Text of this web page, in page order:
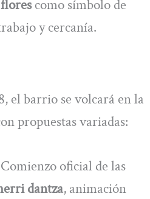
como símbolo de
y cercanía.
el barrio se volcará en la
propuestas variadas:
Comienzo oficial de las
dantza, animación